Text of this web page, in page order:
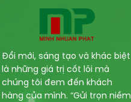
Đổi mới, sáng tạo và khác biệt
là những giá trị cốt lõi mà
chúng tôi đem đến khách
hàng của mình. “Gửi trọn niềm